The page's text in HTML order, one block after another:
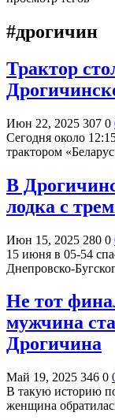
#дрогичин
Трактор
Июн 22, 2025 307 0
Сегодня около
трактором
В
лодка с
Июн 15, 2025 280 0
15 июня в 05-54
Днепровско-
Не тот
мужчина
Дрогичина
Май 19, 2025 346 0
В такую историю
женщина